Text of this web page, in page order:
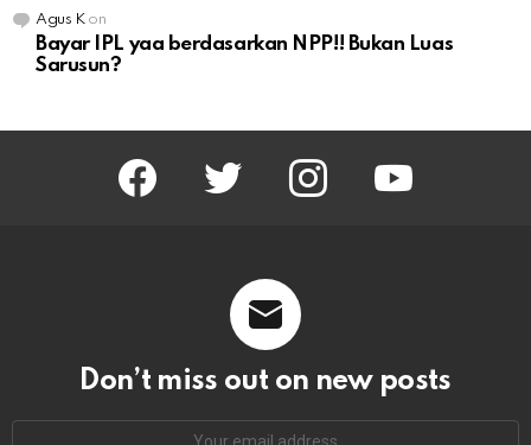
Agus Kon
Bayar IPL yaa berdasarkan NPP!! Bukan Luas
Sarusun?
facebook twitter instagram youtube
Don’t miss out on new posts